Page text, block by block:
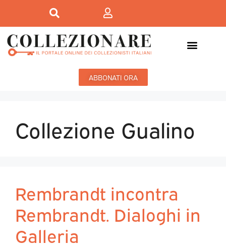
ABBONATI ORA
Collezione Gualino
Rembrandt incontra
Rembrandt. Dialoghi in
Galleria